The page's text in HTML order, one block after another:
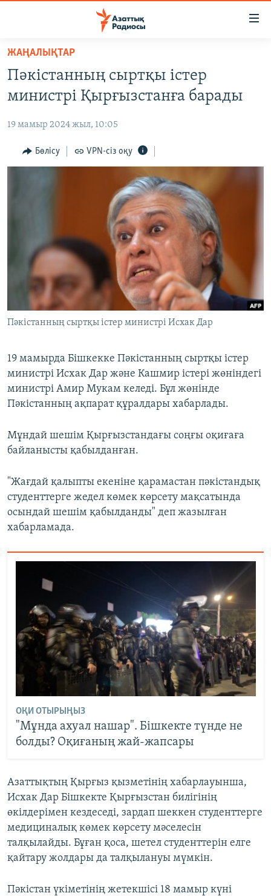
Skip
main
content
to
Navigation
Skip
AZATTYQTV
ҚАҢТАР ОҚИҒАСЫ
АДАМ ҚҰҚЫҚТАРЫ
Русский
ЖАЗЫЛЫҢЫЗ
ЖАҢАЛЫҚТАР
Пәкістанның сыртқы істер
министрі Қырғызстанға барады
19 мамыр 2024 жыл, 10:05
Бөлісу VPN-сіз оқу
Пәкістанның сыртқы істер министрі Исхак Дар
19 мамырда Бішкекке Пәкістанның сыртқы істер
министрі Исхак Дар және Кашмир істері жөніндегі
министрі Амир Мукам келеді. Бұл жөнінде
Пәкістанның ақпарат құралдары хабарлады.
Мұндай шешім Қырғызстандағы соңғы оқиғаға
байланысты қабылданған.
"Жағдай қалыпты екеніне қарамастан пәкістандық
студенттерге жедел көмек көрсету мақсатында
осындай шешім қабылданды" деп жазылған
хабарламада.
ОҚИ ОТЫРЫҢЫЗ
"Мұнда ахуал нашар". Бішкекте түнде не
болды? Оқиғаның жай-жапсары
Азаттықтың Қырғыз қызметінің хабарлауынша,
Исхак Дар Бішкекте Қырғызстан билігінің
өкілдерімен кездеседі, зардап шеккен студенттерге
медициналық көмек көрсету мәселесін
талқылайды. Бұған қоса, шетел студенттерін елге
қайтару жолдары да талқылануы мүмкін.
Пәкістан үкіметінің жетекшісі 18 мамыр күні